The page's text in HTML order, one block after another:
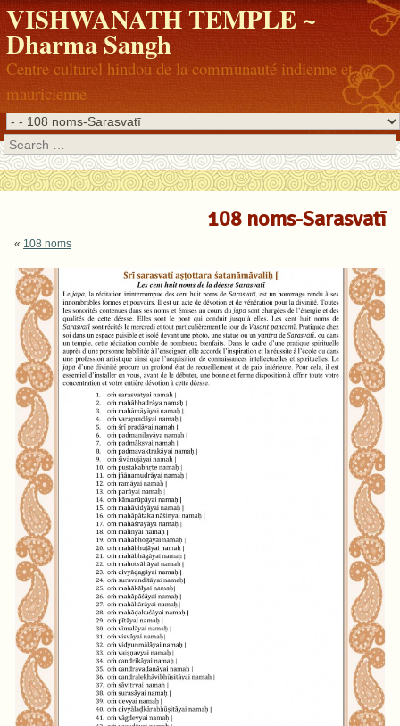
VISHWANATH TEMPLE ~
Dharma Sangh
Centre culturel hindou de la communauté indienne et
mauricienne
Search
108 noms-Sarasvatī
« 108 noms